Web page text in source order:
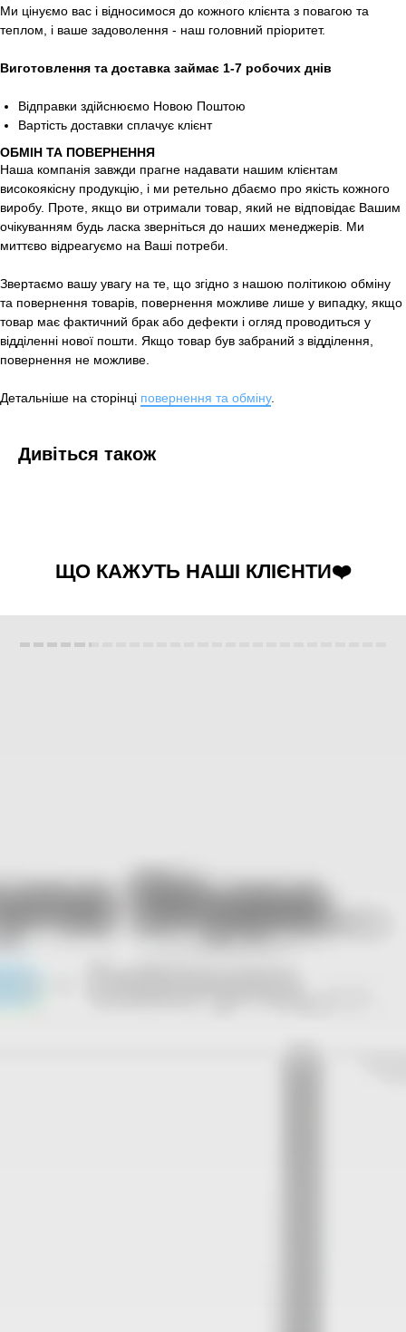
Ми цінуємо вас і відносимося до кожного клієнта з повагою та
теплом, і ваше задоволення - наш головний пріоритет.
Виготовлення та доставка займає 1-7 робочих днів
Відправки здійснюємо Новою Поштою
Вартість доставки сплачує клієнт
ОБМІН ТА ПОВЕРНЕННЯ
Наша компанія завжди прагне надавати нашим клієнтам
високоякісну продукцію, і ми ретельно дбаємо про якість кожного
виробу. Проте, якщо ви отримали товар, який не відповідає Вашим
очікуванням будь ласка зверніться до наших менеджерів. Ми
миттєво відреагуємо на Ваші потреби.
Звертаємо вашу увагу на те, що згідно з нашою політикою обміну
та повернення товарів, повернення можливе лише у випадку, якщо
товар має фактичний брак або дефекти і огляд проводиться у
відділенні нової пошти. Якщо товар був забраний з відділення,
повернення не можливе.
Детальніше на сторінці повернення та обміну.
Дивіться також
ЩО КАЖУТЬ НАШІ КЛІЄНТИ❤️